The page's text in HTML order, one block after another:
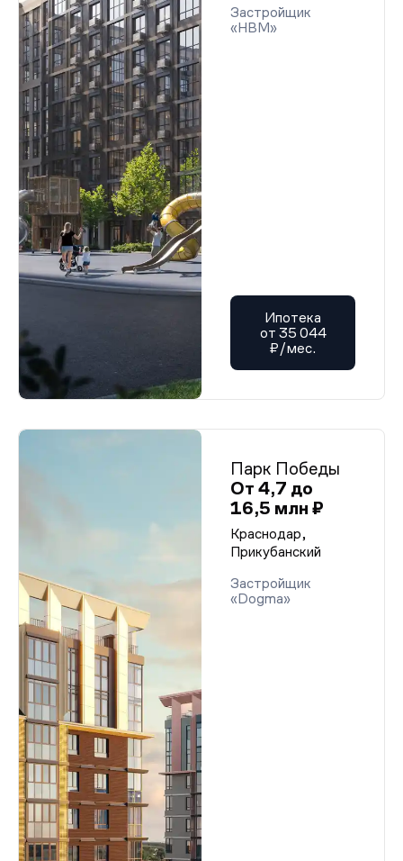
Застройщик
«НВМ»
Ипотека
от 35 044
₽/мес.
Парк Победы
От 4,7 до
16,5 млн ₽
Краснодар,
Прикубанский
Застройщик
«Dogma»